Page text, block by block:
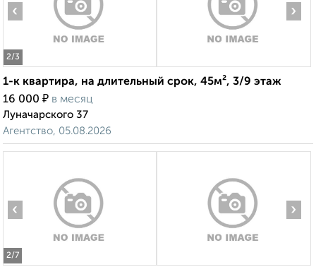
2/3
‹ ›
1-к квартира, на длительный срок, 45м², 3/9 этаж
16 000 ₽ в месяц
Луначарского 37
Агентство, 05.08.2026
2/7
‹ ›